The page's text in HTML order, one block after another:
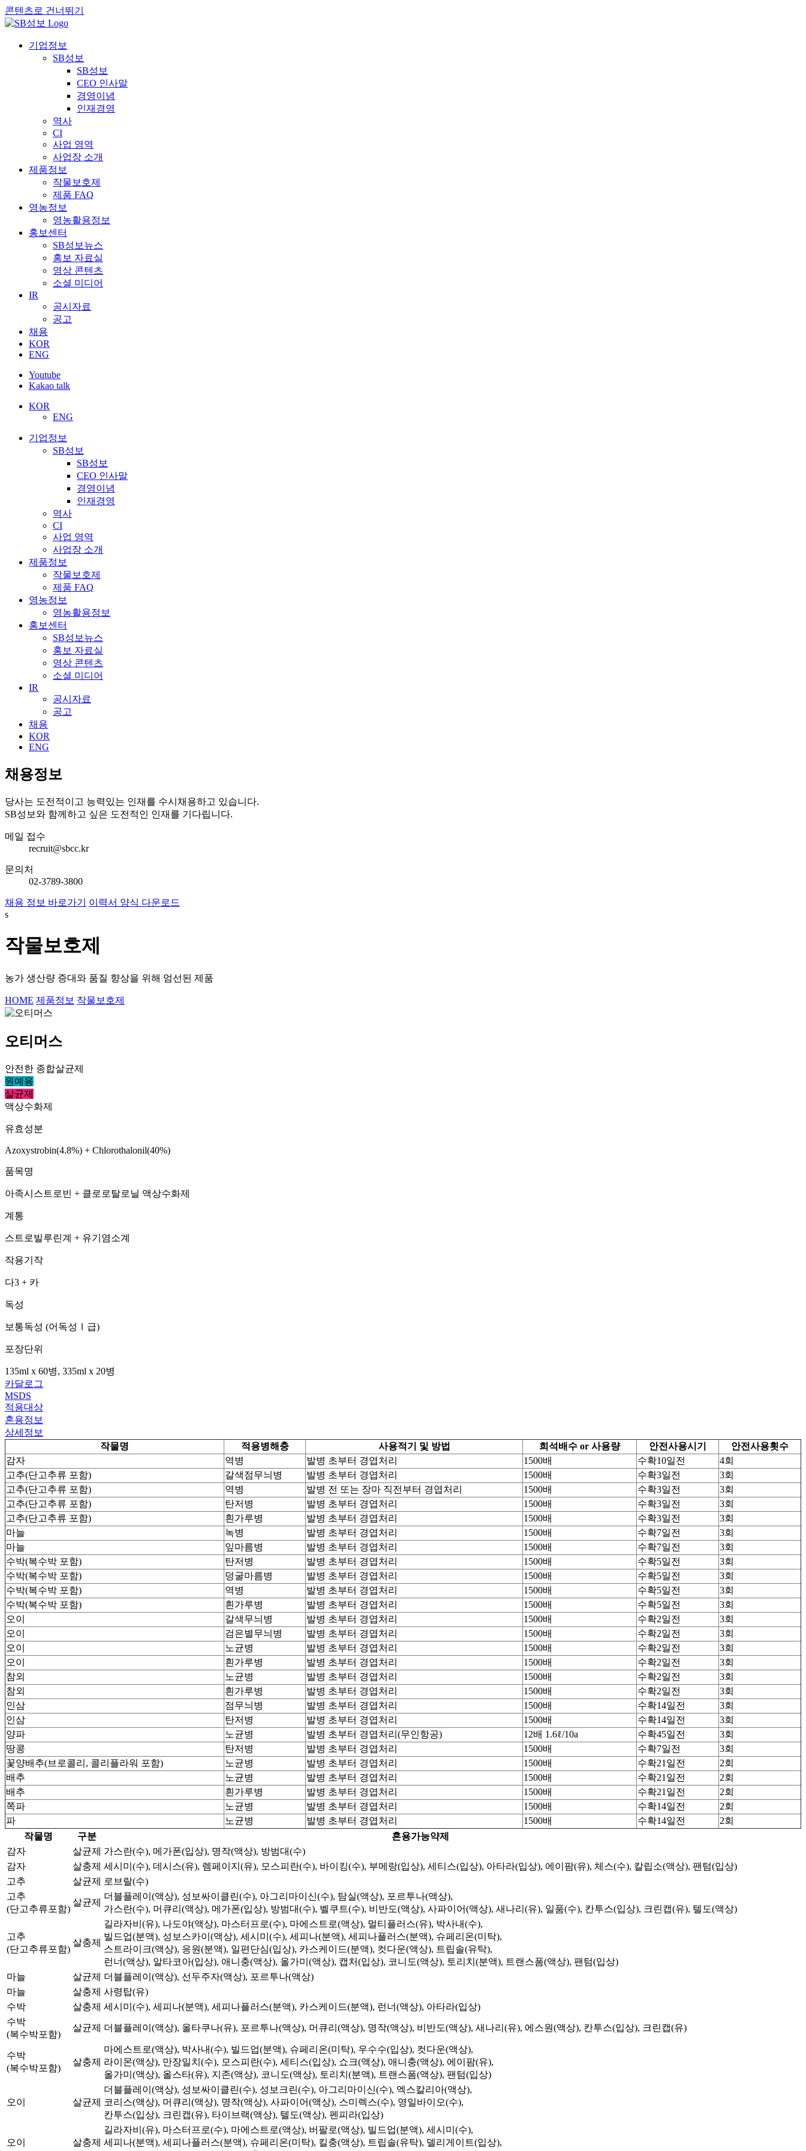
콘텐츠로 건너뛰기
기업정보
SB성보
SB성보
CEO 인사말
경영이념
인재경영
역사
CI
사업 영역
사업장 소개
제품정보
작물보호제
제품 FAQ
영농정보
영농활용정보
홍보센터
SB성보뉴스
홍보 자료실
영상 콘텐츠
소셜 미디어
IR
공시자료
공고
채용
KOR
ENG
Youtube
Kakao talk
KOR
ENG
기업정보
SB성보
SB성보
CEO 인사말
경영이념
인재경영
역사
CI
사업 영역
사업장 소개
제품정보
작물보호제
제품 FAQ
영농정보
영농활용정보
홍보센터
SB성보뉴스
홍보 자료실
영상 콘텐츠
소셜 미디어
IR
공시자료
공고
채용
KOR
ENG
채용정보
당사는 도전적이고 능력있는 인재를 수시채용하고 있습니다.
SB성보와 함께하고 싶은 도전적인 인재를 기다립니다.
메일 접수
recruit@sbcc.kr
문의처
02-3789-3800
채용 정보 바로가기
이력서 양식 다운로드
s
작물보호제
농가 생산량 증대와 품질 향상을 위해 엄선된 제품
HOME 제품정보 작물보호제
오티머스
안전한 종합살균제
원예용
살균제
액상수화제
유효성분
Azoxystrobin(4.8%) + Chlorothalonil(40%)
품목명
아족시스트로빈 + 클로로탈로닐 액상수화제
계통
스트로빌루린계 + 유기염소계
작용기작
다3 + 카
독성
보통독성 (어독성Ⅰ급)
포장단위
135ml x 60병, 335ml x 20병
카달로그
MSDS
적용대상
혼용정보
상세정보
작물명
적용병해충 사용적기 및 방법 희석배수 or 사용량 안전사용시기
안전사용횟수
감자
역병 발병 초부터 경엽처리 1500배 수확10일전
4회
고추(단고추류 포함)
갈색점무늬병 발병 초부터 경엽처리 1500배 수확3일전
3회
고추(단고추류 포함)
역병 발병 전 또는 장마 직전부터 경엽처리 1500배 수확3일전
3회
고추(단고추류 포함)
탄저병 발병 초부터 경엽처리 1500배 수확3일전
3회
고추(단고추류 포함)
흰가루병 발병 초부터 경엽처리 1500배 수확3일전
3회
마늘
녹병 발병 초부터 경엽처리 1500배 수확7일전
3회
마늘
잎마름병 발병 초부터 경엽처리 1500배 수확7일전
3회
수박(복수박 포함)
탄저병 발병 초부터 경엽처리 1500배 수확5일전
3회
수박(복수박 포함)
덩굴마름병 발병 초부터 경엽처리 1500배 수확5일전
3회
수박(복수박 포함)
역병 발병 초부터 경엽처리 1500배 수확5일전
3회
수박(복수박 포함)
흰가루병 발병 초부터 경엽처리 1500배 수확5일전
3회
오이
갈색무늬병 발병 초부터 경엽처리 1500배 수확2일전
3회
오이
검은별무늬병 발병 초부터 경엽처리 1500배 수확2일전
3회
오이
노균병 발병 초부터 경엽처리 1500배 수확2일전
3회
오이
흰가루병 발병 초부터 경엽처리 1500배 수확2일전
3회
참외
노균병 발병 초부터 경엽처리 1500배 수확2일전
3회
참외
흰가루병 발병 초부터 경엽처리 1500배 수확2일전
3회
인삼
점무늬병 발병 초부터 경엽처리 1500배 수확14일전
3회
인삼
탄저병 발병 초부터 경엽처리 1500배 수확14일전
3회
양파
노균병 발병 초부터 경엽처리(무인항공) 12배 1.6ℓ/10a 수확45일전
3회
땅콩
탄저병 발병 초부터 경엽처리 1500배 수확7일전
3회
꽃양배추(브로콜리, 콜리플라워 포함)
노균병 발병 초부터 경엽처리 1500배 수확21일전
2회
배추
노균병 발병 초부터 경엽처리 1500배 수확21일전
2회
배추
흰가루병 발병 초부터 경엽처리 1500배 수확21일전
2회
쪽파
노균병 발병 초부터 경엽처리 1500배 수확14일전
2회
파
노균병 발병 초부터 경엽처리 1500배 수확14일전
2회
작물명
구분
혼용가능약제
감자
살균제 가스란(수), 메가폰(입상), 명작(액상), 방범대(수)
감자
살충제 세시미(수), 데시스(유), 렘페이지(유), 모스피란(수), 바이킹(수), 부메랑(입상), 세티스(입상), 아타라(입상), 에이팜(유), 체스(수), 칼립소(액상), 팬텀(입상)
고추
살균제
로브랄(수)
고추
(단고추류포함)
살균제
더블플레이(액상), 성보싸이클린(수), 아그리마이신(수), 탐실(액상), 포르투나(액상),
가스란(수), 머큐리(액상), 메가폰(입상), 방범대(수), 벨쿠트(수), 비반도(액상), 사파이어(액상), 새나리(유), 일품(수), 칸투스(입상), 크린캡(유), 텔도(액상)
고추
(단고추류포함)
살충제
길라자비(유), 나도야(액상), 마스터프로(수), 마에스트로(액상), 멀티플러스(유), 박사내(수),
빌드업(분액), 성보스카이(액상), 세시미(수), 세피나(분액), 세피나플러스(분액), 슈페리온(미탁),
스트라이크(액상), 응원(분액), 일편단심(입상), 카스케이드(분액), 컷다운(액상), 트립솔(유탁),
런너(액상), 알타코아(입상), 애니충(액상), 올가미(액상), 캡처(입상), 코니도(액상), 토리치(분액), 트랜스폼(액상), 팬텀(입상)
마늘
살균제 더블플레이(액상), 선두주자(액상), 포르투나(액상)
마늘
살충제 사령탑(유)
수박
살충제 세시미(수), 세피나(분액), 세피나플러스(분액), 카스케이드(분액), 런너(액상), 아타라(입상)
수박
(복수박포함)
살균제 더블플레이(액상), 올타쿠나(유), 포르투나(액상), 머큐리(액상), 명작(액상), 비반도(액상), 새나리(유), 에스원(액상), 칸투스(입상), 크린캡(유)
수박
(복수박포함)
살충제
마에스트로(액상), 박사내(수), 빌드업(분액), 슈페리온(미탁), 우수수(입상), 컷다운(액상),
라이몬(액상), 만장일치(수), 모스피란(수), 세티스(입상), 쇼크(액상), 애니충(액상), 에이팜(유),
올가미(액상), 올스타(유), 지존(액상), 코니도(액상), 토리치(분액), 트랜스폼(액상), 팬텀(입상)
오이 살균제
더블플레이(액상), 성보싸이클린(수), 성보크린(수), 아그리마이신(수), 엑스칼리아(액상),
코리스(액상), 머큐리(액상), 명작(액상), 사파이어(액상), 스미렉스(수), 영일바이오(수),
칸투스(입상), 크린캡(유), 타이브랙(액상), 텔도(액상), 펜피라(입상)
오이 살충제
길라자비(유), 마스터프로(수), 마에스트로(액상), 버팔로(액상), 빌드업(분액), 세시미(수),
세피나(분액), 세피나플러스(분액), 슈페리온(미탁), 킬충(액상), 트립솔(유탁), 델리게이트(입상),